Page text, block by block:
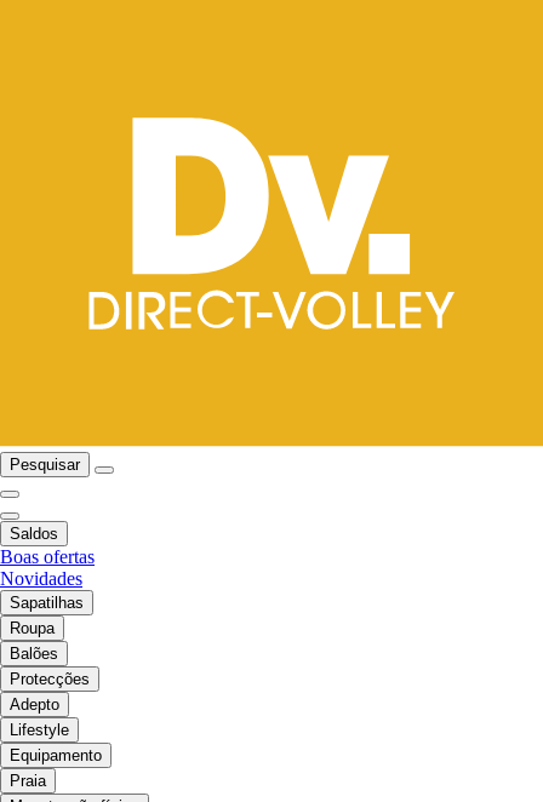
Pesquisar
Saldos
Boas ofertas
Novidades
Sapatilhas
Roupa
Balões
Protecções
Adepto
Lifestyle
Equipamento
Praia